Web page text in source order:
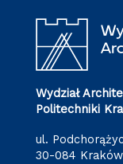
Wydział
Politechniki
ul.
30-084 Kraków